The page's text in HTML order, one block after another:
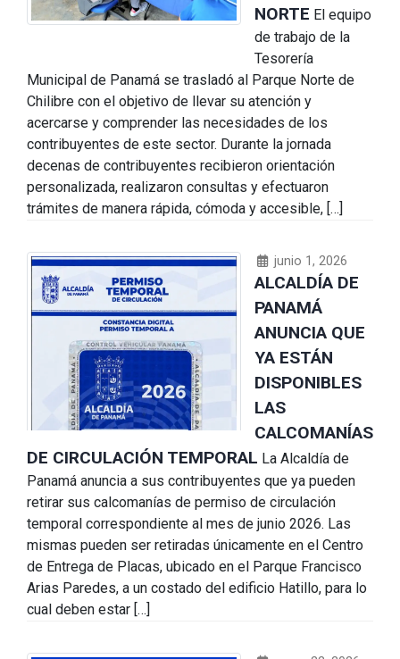
NORTE El equipo
de trabajo de la
Tesorería
Municipal de Panamá se trasladó al Parque Norte de
Chilibre con el objetivo de llevar su atención y
acercarse y comprender las necesidades de los
contribuyentes de este sector. Durante la jornada
decenas de contribuyentes recibieron orientación
personalizada, realizaron consultas y efectuaron
trámites de manera rápida, cómoda y accesible, […]
junio 1, 2026
ALCALDÍA DE
PANAMÁ
ANUNCIA QUE
YA ESTÁN
DISPONIBLES
LAS
CALCOMANÍAS
DE CIRCULACIÓN TEMPORAL La Alcaldía de
Panamá anuncia a sus contribuyentes que ya pueden
retirar sus calcomanías de permiso de circulación
temporal correspondiente al mes de junio 2026. Las
mismas pueden ser retiradas únicamente en el Centro
de Entrega de Placas, ubicado en el Parque Francisco
Arias Paredes, a un costado del edificio Hatillo, para lo
cual deben estar […]